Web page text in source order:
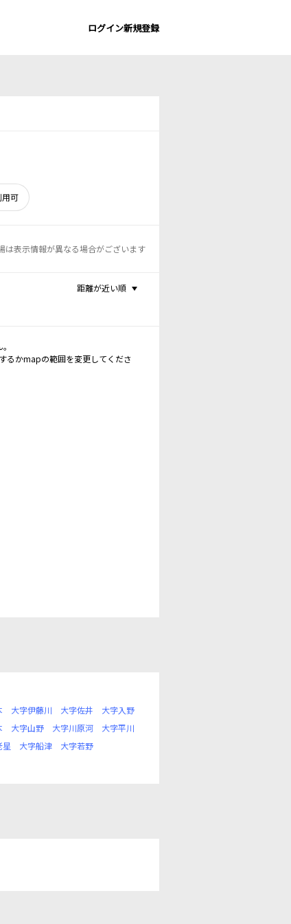
ログイン新規登録
可
は表示情報が異なる場合がございます
距離が近い順
るかmapの範囲を変更してくださ
大字伊藤川 大字佐井
大字入野
大字山野 大字川原河
大字平川
星 大字船津
大字若野